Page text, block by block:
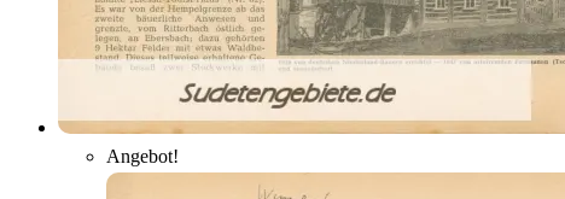
Angebot!